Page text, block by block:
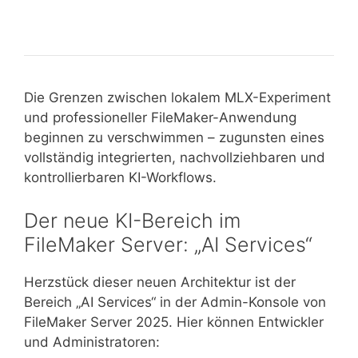
Die Grenzen zwischen lokalem MLX-Experiment
und professioneller FileMaker-Anwendung
beginnen zu verschwimmen – zugunsten eines
vollständig integrierten, nachvollziehbaren und
kontrollierbaren KI-Workflows.
Der neue KI-Bereich im
FileMaker Server: „AI Services“
Herzstück dieser neuen Architektur ist der
Bereich „AI Services“ in der Admin-Konsole von
FileMaker Server 2025. Hier können Entwickler
und Administratoren: